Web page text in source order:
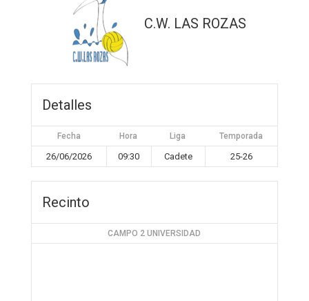
C.W. LAS ROZAS
Detalles
Fecha Hora Liga Temporada
26/06/2026 09:30 Cadete 25-26
Recinto
CAMPO 2 UNIVERSIDAD